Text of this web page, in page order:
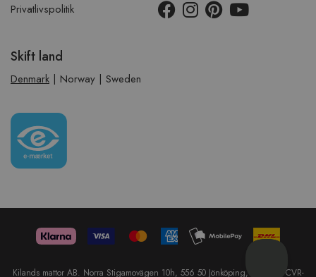
Privatlivspolitik
Skift land
Denmark | Norway | Sweden
Kilands mattor AB. Norra Stigamovägen 10h, 556 50 Jönköping, Sweden. CVR-